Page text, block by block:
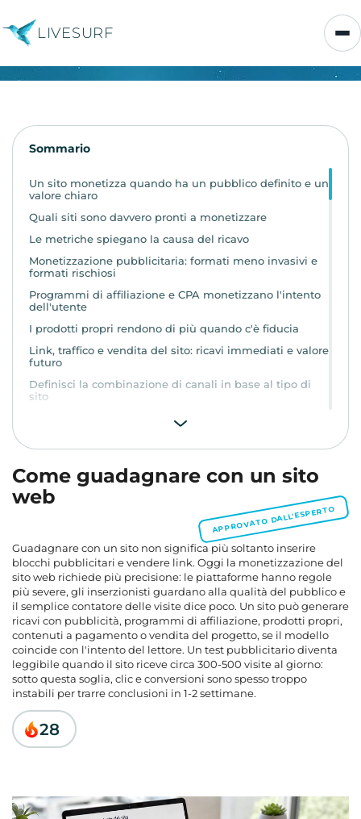
LIVESURF
Sommario
Un sito monetizza quando ha un pubblico definito e un
valore chiaro
Quali siti sono davvero pronti a monetizzare
Le metriche spiegano la causa del ricavo
Monetizzazione pubblicitaria: formati meno invasivi e
formati rischiosi
Programmi di affiliazione e CPA monetizzano l'intento
dell'utente
I prodotti propri rendono di più quando c'è fiducia
Link, traffico e vendita del sito: ricavi immediati e valore
futuro
Definisci la combinazione di canali in base al tipo di
sito
Testa la monetizzazione come un'ipotesi di prodotto
Come guadagnare con un sito
web
APPROVATO DALL'ESPERTO
Guadagnare con un sito non significa più soltanto inserire
blocchi pubblicitari e vendere link. Oggi la monetizzazione del
sito web richiede più precisione: le piattaforme hanno regole
più severe, gli inserzionisti guardano alla qualità del pubblico e
il semplice contatore delle visite dice poco. Un sito può generare
ricavi con pubblicità, programmi di affiliazione, prodotti propri,
contenuti a pagamento o vendita del progetto, se il modello
coincide con l'intento del lettore. Un test pubblicitario diventa
leggibile quando il sito riceve circa 300-500 visite al giorno:
sotto questa soglia, clic e conversioni sono spesso troppo
instabili per trarre conclusioni in 1-2 settimane.
28